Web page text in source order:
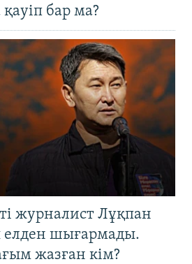
қауіп бар ма?
журналист Лұқпан
елден шығармады.
жазған кім?